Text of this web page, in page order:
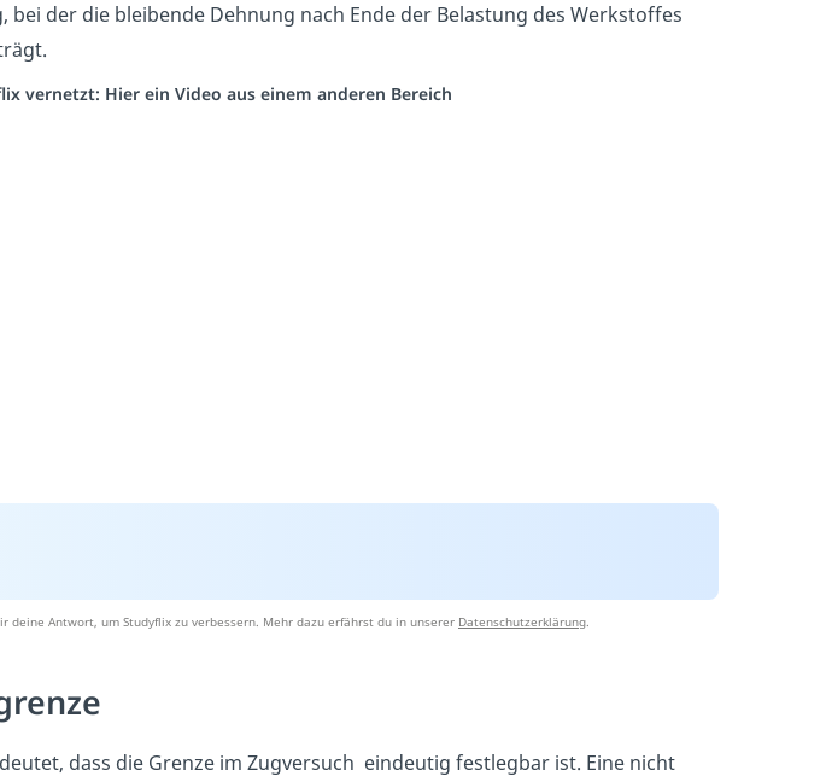
bei der die bleibende Dehnung nach Ende der Belastung des Werkstoffes
vernetzt: Hier ein Video aus einem anderen Bereich
deine Antwort, um Studyflix zu verbessern. Mehr dazu erfährst du in unserer Datenschutzerklärung
dass die Grenze im Zugversuch eindeutig festlegbar ist. Eine nicht